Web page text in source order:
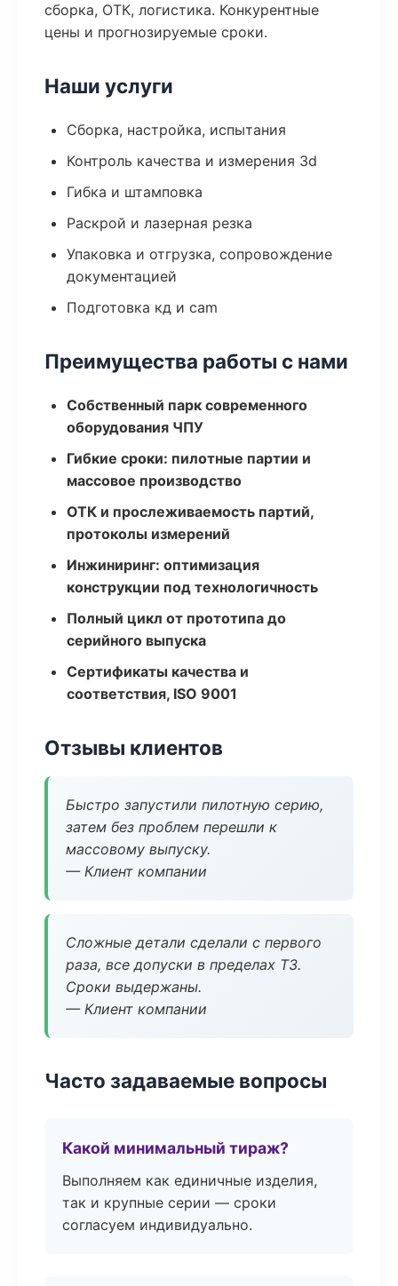
сборка, ОТК, логистика. Конкурентные
цены и прогнозируемые сроки.
Наши услуги
Сборка, настройка, испытания
Контроль качества и измерения 3d
Гибка и штамповка
Раскрой и лазерная резка
Упаковка и отгрузка, сопровождение
документацией
Подготовка кд и cam
Преимущества работы с нами
Собственный парк современного
оборудования ЧПУ
Гибкие сроки: пилотные партии и
массовое производство
ОТК и прослеживаемость партий,
протоколы измерений
Инжиниринг: оптимизация
конструкции под технологичность
Полный цикл от прототипа до
серийного выпуска
Сертификаты качества и
соответствия, ISO 9001
Отзывы клиентов
Быстро запустили пилотную серию,
затем без проблем перешли к
массовому выпуску.
— Клиент компании
Сложные детали сделали с первого
раза, все допуски в пределах ТЗ.
Сроки выдержаны.
— Клиент компании
Часто задаваемые вопросы
Какой минимальный тираж?
Выполняем как единичные изделия,
так и крупные серии — сроки
согласуем индивидуально.